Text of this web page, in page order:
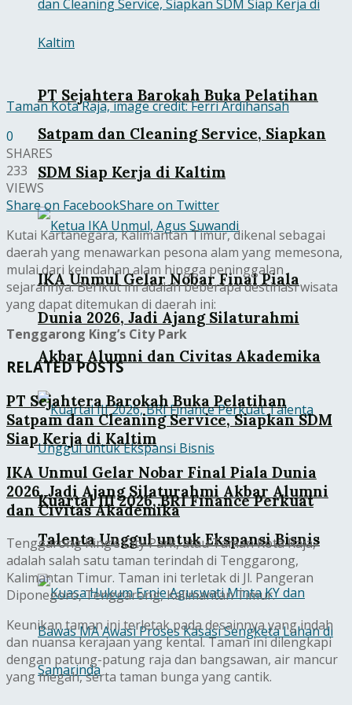
PT Sejahtera Barokah Buka Pelatihan
Satpam dan Cleaning Service, Siapkan
SDM Siap Kerja di Kaltim
IKA Unmul Gelar Nobar Final Piala
Dunia 2026, Jadi Ajang Silaturahmi
Akbar Alumni dan Civitas Akademika
Kuartal III 2026, BRI Finance Perkuat
Talenta Unggul untuk Ekspansi Bisnis
Taman Kota Raja, image credit: Ferri Ardihansah
0
SHARES
233
VIEWS
Share on FacebookShare on Twitter
Kutai Kartanegara, Kalimantan Timur, dikenal sebagai
daerah yang menawarkan pesona alam yang memesona,
mulai dari keindahan alam hingga peninggalan
sejarahnya. Berikut ini adalah beberapa destinasi wisata
yang dapat ditemukan di daerah ini:
Tenggarong King’s City Park
RELATED POSTS
PT Sejahtera Barokah Buka Pelatihan
Satpam dan Cleaning Service, Siapkan SDM
Siap Kerja di Kaltim
IKA Unmul Gelar Nobar Final Piala Dunia
2026, Jadi Ajang Silaturahmi Akbar Alumni
dan Civitas Akademika
Tenggarong King’s City Park, atau Taman Kota Raja,
adalah salah satu taman terindah di Tenggarong,
Kalimantan Timur. Taman ini terletak di Jl. Pangeran
Diponegoro, Tenggarong, Kalimantan Timur.
Keunikan taman ini terletak pada desainnya yang indah
dan nuansa kerajaan yang kental. Taman ini dilengkapi
dengan patung-patung raja dan bangsawan, air mancur
yang megah, serta taman bunga yang cantik.